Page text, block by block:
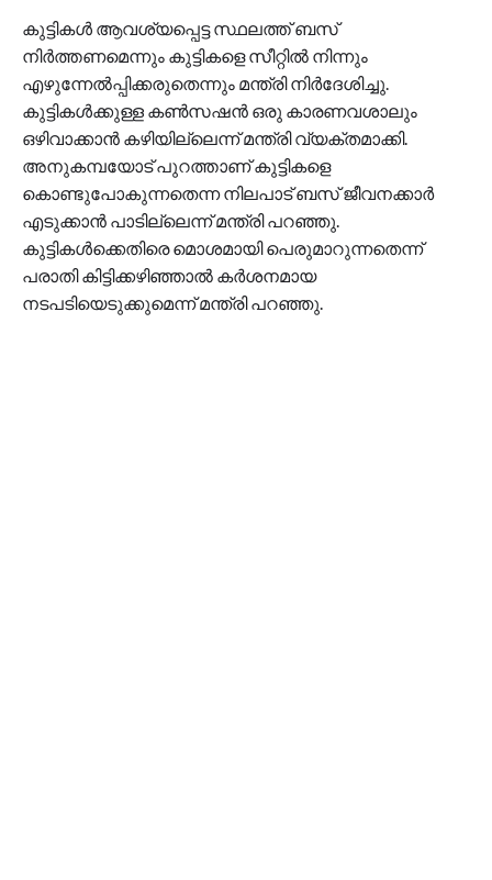
കുട്ടികൾ ആവശ്യപ്പെട്ട സ്ഥലത്ത് ബസ്
നിർത്തണമെന്നും കുട്ടികളെ സീറ്റിൽ നിന്നും
എഴുന്നേൽപ്പിക്കരുതെന്നും മന്ത്രി നിർദേശിച്ചു.
കുട്ടികൾക്കുള്ള കൺസഷൻ ഒരു കാരണവശാലും
ഒഴിവാക്കാൻ കഴിയില്ലെന്ന് മന്ത്രി വ്യക്തമാക്കി.
അനുകമ്പയോട് പുറത്താണ് കുട്ടികളെ
കൊണ്ടുപോകുന്നതെന്ന നിലപാട് ബസ് ജീവനക്കാർ
എടുക്കാൻ പാടില്ലെന്ന് മന്ത്രി പറഞ്ഞു.
കുട്ടികൾക്കെതിരെ മൊശമായി പെരുമാറുന്നതെന്ന്
പരാതി കിട്ടിക്കഴിഞ്ഞാൽ കർശനമായ
നടപടിയെടുക്കുമെന്ന് മന്ത്രി പറഞ്ഞു.